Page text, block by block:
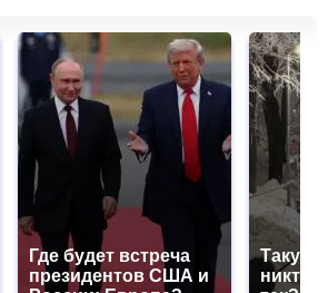
Где будет встреча
президентов США и
Такую
никто